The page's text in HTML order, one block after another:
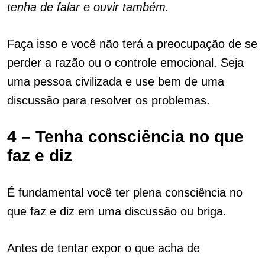
tenha de falar e ouvir também.
Faça isso e você não terá a preocupação de se
perder a razão ou o controle emocional. Seja
uma pessoa civilizada e use bem de uma
discussão para resolver os problemas.
4 – Tenha consciência no que
faz e diz
É fundamental você ter plena consciência no
que faz e diz em uma discussão ou briga.
Antes de tentar expor o que acha de